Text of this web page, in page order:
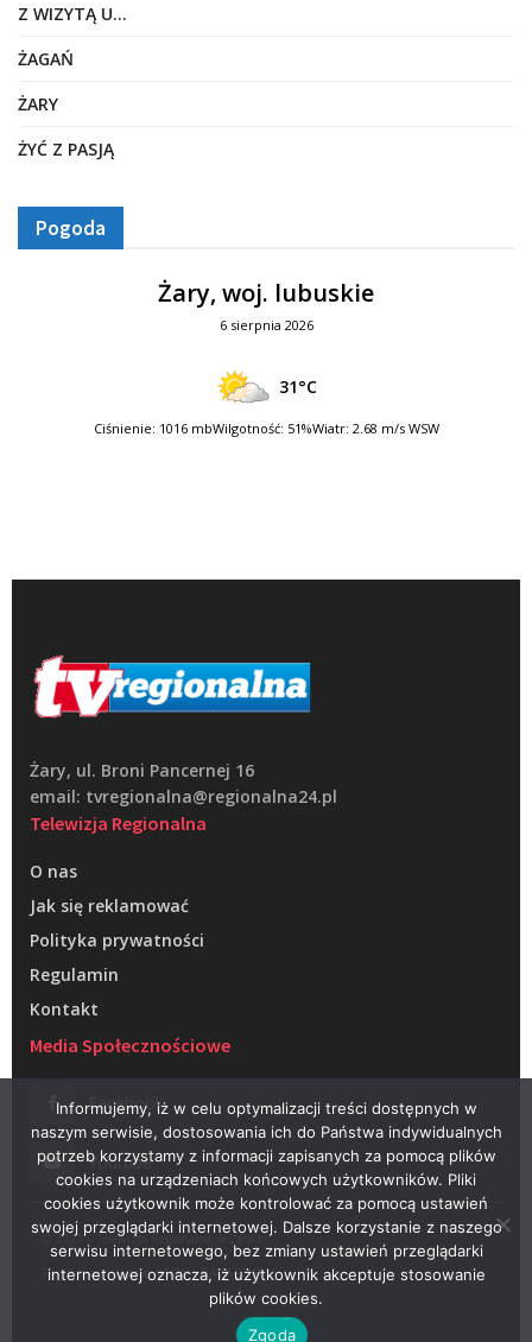
Z WIZYTĄ U…
ŻAGAŃ
ŻARY
ŻYĆ Z PASJĄ
Pogoda
Żary, woj. lubuskie
6 sierpnia 2026
31°C
Ciśnienie: 1016 mbWilgotność: 51%Wiatr: 2.68 m/s WSW
Żary, ul. Broni Pancernej 16
email: tvregionalna@regionalna24.pl
Telewizja Regionalna
O nas
Jak się reklamować
Polityka prywatności
Regulamin
Kontakt
Media Społecznościowe
Facebook
Youtube
© 2022 – Telewizja Regionalna w Żarach
Projektowanie stron WWW –RAGACOM
Informujemy, iż w celu optymalizacji treści dostępnych w
naszym serwisie, dostosowania ich do Państwa indywidualnych
potrzeb korzystamy z informacji zapisanych za pomocą plików
cookies na urządzeniach końcowych użytkowników. Pliki
cookies użytkownik może kontrolować za pomocą ustawień
swojej przeglądarki internetowej. Dalsze korzystanie z naszego
serwisu internetowego, bez zmiany ustawień przeglądarki
internetowej oznacza, iż użytkownik akceptuje stosowanie
plików cookies.
Zgoda